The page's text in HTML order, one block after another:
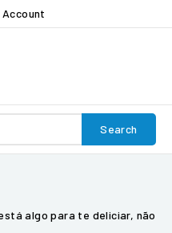
Account
Search
algo para te deliciar, não